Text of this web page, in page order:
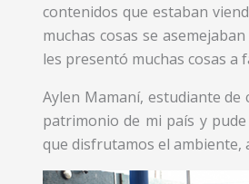
contenidos que estaban
muchas cosas se
les presentó muchas cosas a
Aylen Mamaní, estudiante
patrimonio de mi país y
que disfrutamos el ambiente,